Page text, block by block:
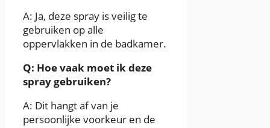
A: Ja, deze spray is veilig te
gebruiken op alle
oppervlakken in de badkamer.
Q: Hoe vaak moet ik deze
spray gebruiken?
A: Dit hangt af van je
persoonlijke voorkeur en de